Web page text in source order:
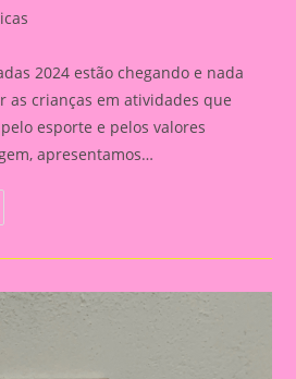
published:
2024 estão chegando e nada
as crianças em atividades que
esporte e pelos valores
apresentamos…